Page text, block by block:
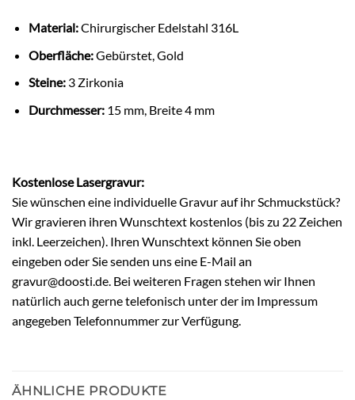
Material:Chirurgischer Edelstahl 316L
Oberfläche:Gebürstet, Gold
Steine:3 Zirkonia
Durchmesser:15 mm, Breite 4 mm
Kostenlose Lasergravur:
Sie wünschen eine individuelle Gravur auf ihr Schmuckstück?
Wir gravieren ihren Wunschtext kostenlos (bis zu 22 Zeichen
inkl. Leerzeichen). Ihren Wunschtext können Sie oben
eingeben oder Sie senden uns eine E-Mail an
gravur@doosti.de. Bei weiteren Fragen stehen wir Ihnen
natürlich auch gerne telefonisch unter der im Impressum
angegeben Telefonnummer zur Verfügung.
ÄHNLICHE PRODUKTE